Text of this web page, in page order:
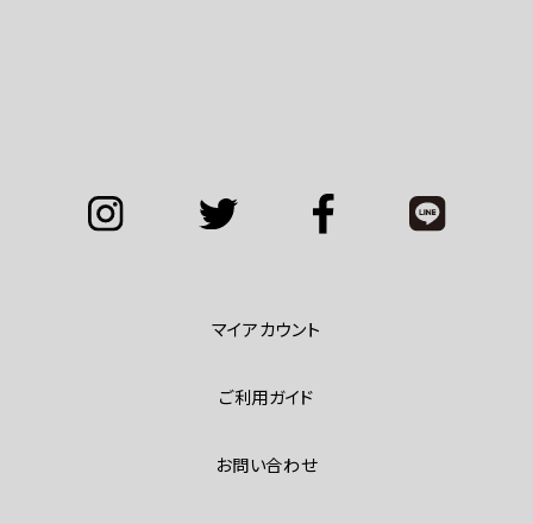
マイアカウント
ご利用ガイド
お問い合わせ